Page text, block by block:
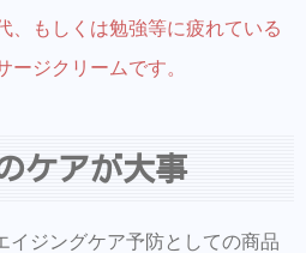
、もしくは勉強等に疲れている
ージクリームです。
ケアが大事
イジングケア予防としての商品